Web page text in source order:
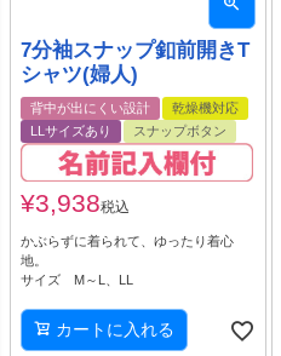
7分袖スナップ釦前開きT
シャツ(婦人)
背中が出にくい設計
乾燥機対応
LLサイズあり
スナップボタン
¥3,938税込
かぶらずに着られて、ゆったり着心
地。
サイズ M～L、LL
カートに入れる